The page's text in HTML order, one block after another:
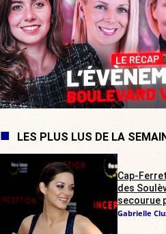
LES PLUS LUS DE LA
Cap-
des
secourue
Gabrielle